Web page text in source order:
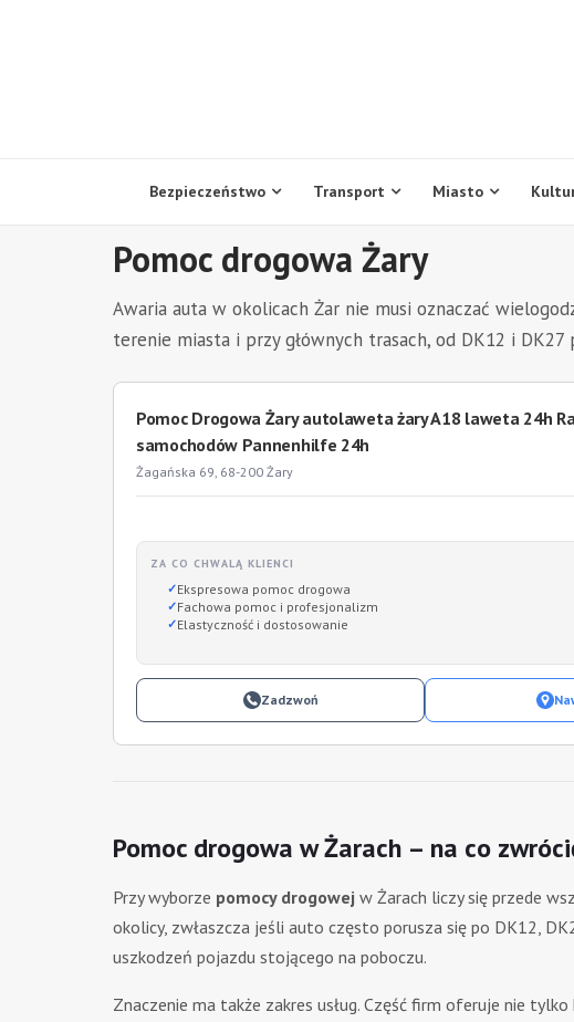
Bezpieczeństwo Transport Miasto
Pomoc drogowa Żary
Awaria auta w okolicach Żar nie musi oznaczać
terenie miasta i przy głównych trasach, od DK12 i DK27
Pomoc Drogowa Żary autolaweta żary A18 laweta 24h
samochodów Pannenhilfe 24h
Żagańska 69, 68-200 Żary
ZA CO CHWALĄ KLIENCI
Ekspresowa pomoc drogowa
Fachowa pomoc i profesjonalizm
Elastyczność i dostosowanie
Zadzwoń
Pomoc drogowa w Żarach – na co
Przy wyborze pomocy drogowej w Żarach liczy się przede
okolicy, zwłaszcza jeśli auto często porusza się po DK12,
uszkodzeń pojazdu stojącego na poboczu.
Znaczenie ma także zakres usług. Część firm oferuje nie